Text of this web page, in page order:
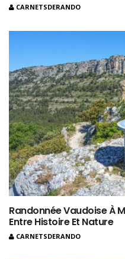
CARNETSDERANDO
Randonnée Vaudoise À
Entre Histoire Et Nature
CARNETSDERANDO